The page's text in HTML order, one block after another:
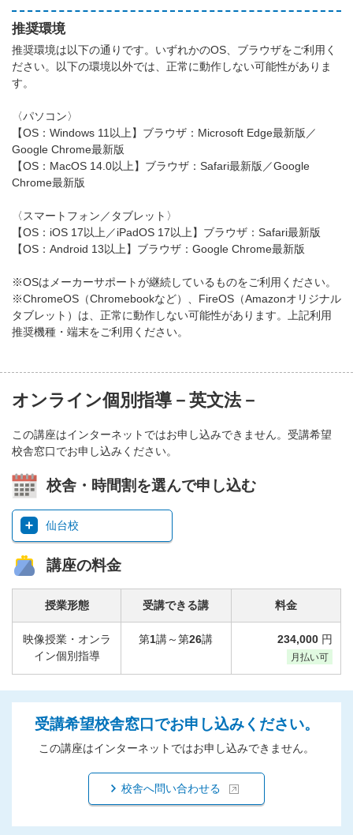
推奨環境
推奨環境は以下の通りです。いずれかのOS、ブラウザをご利用く
ださい。以下の環境以外では、正常に動作しない可能性がありま
す。
〈パソコン〉
【OS：Windows 11以上】ブラウザ：Microsoft Edge最新版／
Google Chrome最新版
【OS：MacOS 14.0以上】ブラウザ：Safari最新版／Google
Chrome最新版
〈スマートフォン／タブレット〉
【OS：iOS 17以上／iPadOS 17以上】ブラウザ：Safari最新版
【OS：Android 13以上】ブラウザ：Google Chrome最新版
※OSはメーカーサポートが継続しているものをご利用ください。
※ChromeOS（Chromebookなど）、FireOS（Amazonオリジナル
タブレット）は、正常に動作しない可能性があります。上記利用
推奨機種・端末をご利用ください。
オンライン個別指導－英文法－
この講座はインターネットではお申し込みできません。受講希望
校舎窓口でお申し込みください。
校舎・時間割を選んで申し込む
仙台校
講座の料金
授業形態
映像授業・オンラ
イン個別指導
受講できる講
第1講～第26講
料金
234,000 円
月払い可
受講希望校舎窓口でお申し込みください。
この講座はインターネットではお申し込みできません。
校舎へ問い合わせる